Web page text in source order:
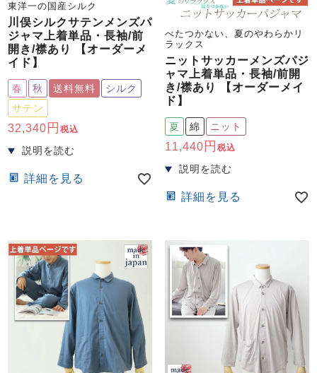
東洋一の国産シルク
川俣シルクサテンメンズパ
ジャマ上着単品・長袖/前
開き/襟あり 【オーダーメ
イド】
春 秋 送料無料
シルク
サテン
32,340 税込
詳細を見る
べたつかない、夏のやわらかリ
ラックス
ニットサッカーメンズパジ
ャマ上着単品・長袖/前開
き/襟あり 【オーダーメイ
ド】
夏 綿 ニット
11,440 税込
詳細を見る